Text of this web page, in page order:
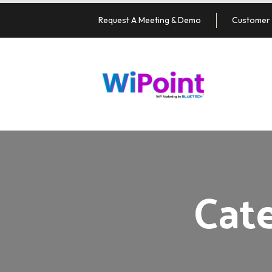
Request A Meeting & Demo